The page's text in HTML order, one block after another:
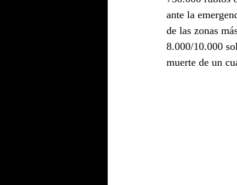
ante la
de las zonas
8.000/10.000
muerte de un